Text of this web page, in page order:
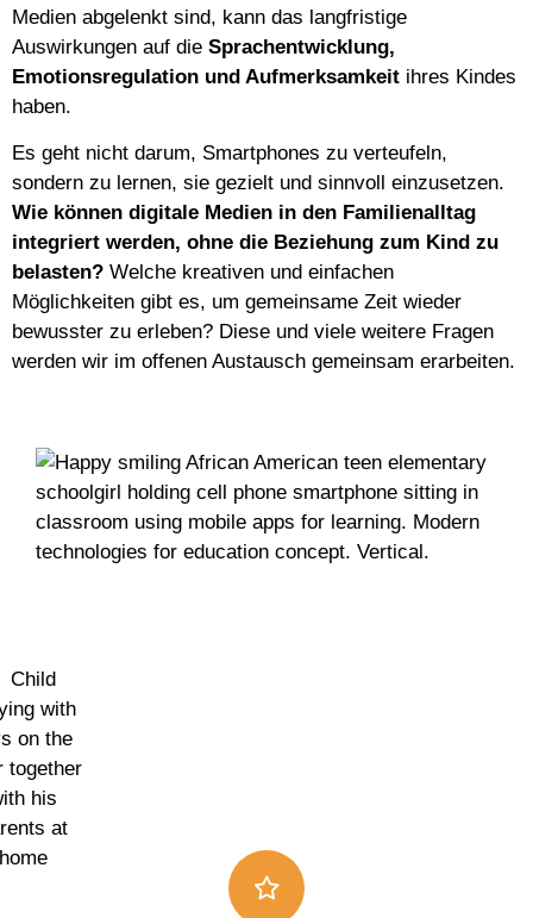
Medien abgelenkt sind, kann das langfristige
Auswirkungen auf die Sprachentwicklung,
Emotionsregulation und Aufmerksamkeit ihres Kindes
haben.
Es geht nicht darum, Smartphones zu verteufeln,
sondern zu lernen, sie gezielt und sinnvoll einzusetzen.
Wie können digitale Medien in den Familienalltag
integriert werden, ohne die Beziehung zum Kind zu
belasten? Welche kreativen und einfachen
Möglichkeiten gibt es, um gemeinsame Zeit wieder
bewusster zu erleben? Diese und viele weitere Fragen
werden wir im offenen Austausch gemeinsam erarbeiten.